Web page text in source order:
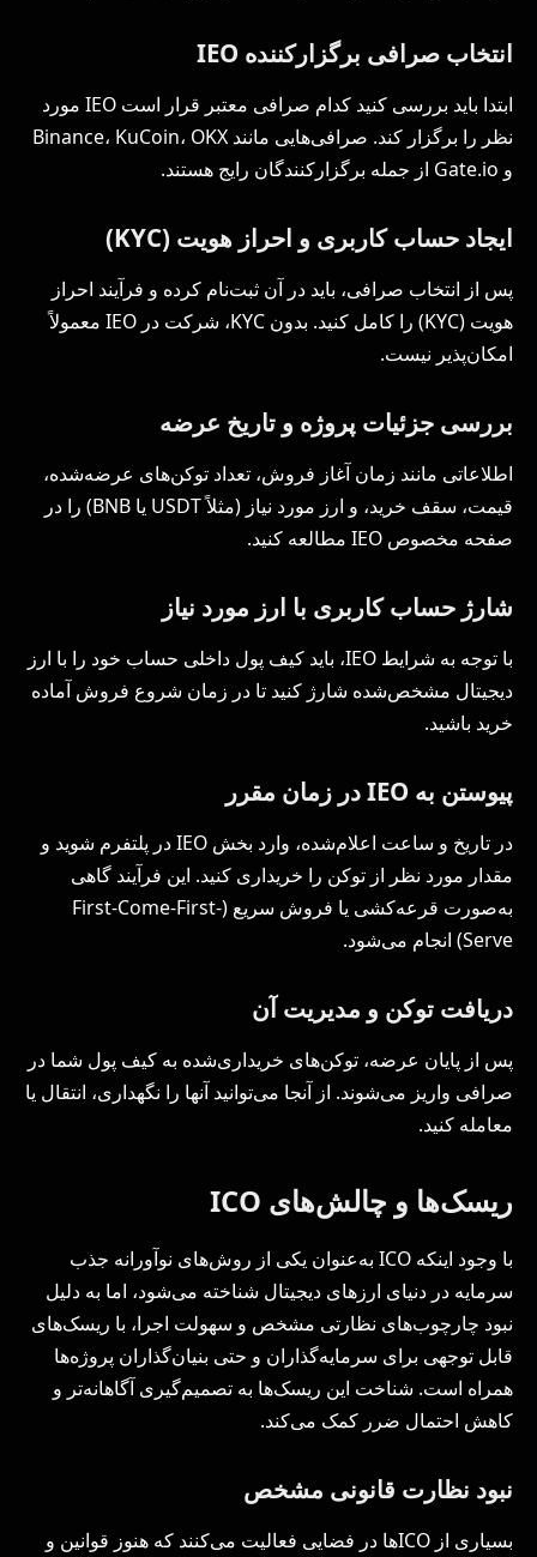
انتخاب صرافی برگزارکننده IEO
ابتدا باید بررسی کنید کدام صرافی معتبر قرار است IEO مورد
نظر را برگزار کند. صرافی‌هایی مانند Binance، KuCoin، OKX
و Gate.io از جمله برگزارکنندگان رایج هستند.
ایجاد حساب کاربری و احراز هویت (KYC
)
پس از انتخاب صرافی، باید در آن ثبت‌نام کرده و فرآیند احراز
هویت (KYC) را کامل کنید. بدون KYC، شرکت در IEO معمولاً
امکان‌پذیر نیست.
بررسی جزئیات پروژه و تاریخ عرضه
اطلاعاتی مانند زمان آغاز فروش، تعداد توکن‌های عرضه‌شده،
قیمت، سقف خرید، و ارز مورد نیاز (مثلاً USDT یا BNB) را در
صفحه مخصوص IEO مطالعه کنید.
شارژ حساب کاربری با ارز مورد نیاز
با توجه به شرایط IEO، باید کیف پول داخلی حساب خود را با ارز
دیجیتال مشخص‌شده شارژ کنید تا در زمان شروع فروش آماده
خرید باشید.
پیوستن به IEOدر زمان مقرر
در تاریخ و ساعت اعلام‌شده، وارد بخش IEO در پلتفرم شوید و
مقدار مورد نظر از توکن را خریداری کنید. این فرآیند گاهی
به‌صورت قرعه‌کشی یا فروش سریع (First-Come-First-
Serve) انجام می‌شود.
دریافت توکن و مدیریت آن
پس از پایان عرضه، توکن‌های خریداری‌شده به کیف پول شما در
صرافی واریز می‌شوند. از آنجا می‌توانید آنها را نگهداری، انتقال یا
معامله کنید.
ریسک‌ها و چالش‌های ICO
با وجود اینکه ICO به‌عنوان یکی از روش‌های نوآورانه جذب
سرمایه در دنیای ارزهای دیجیتال شناخته می‌شود، اما به دلیل
نبود چارچوب‌های نظارتی مشخص و سهولت اجرا، با ریسک‌های
قابل توجهی برای سرمایه‌گذاران و حتی بنیان‌گذاران پروژه‌ها
همراه است. شناخت این ریسک‌ها به تصمیم‌گیری آگاهانه‌تر و
کاهش احتمال ضرر کمک می‌کند.
نبود نظارت قانونی مشخص
بسیاری از ICOها در فضایی فعالیت می‌کنند که هنوز قوانین و